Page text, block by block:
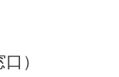
）